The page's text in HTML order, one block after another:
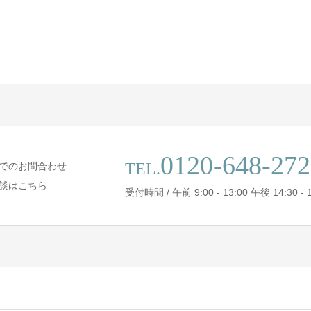
のお問合わせ
はこちら
TEL.0120-648-272
受付時間 / 午前 9:00 - 13:00 午後 14:30 -